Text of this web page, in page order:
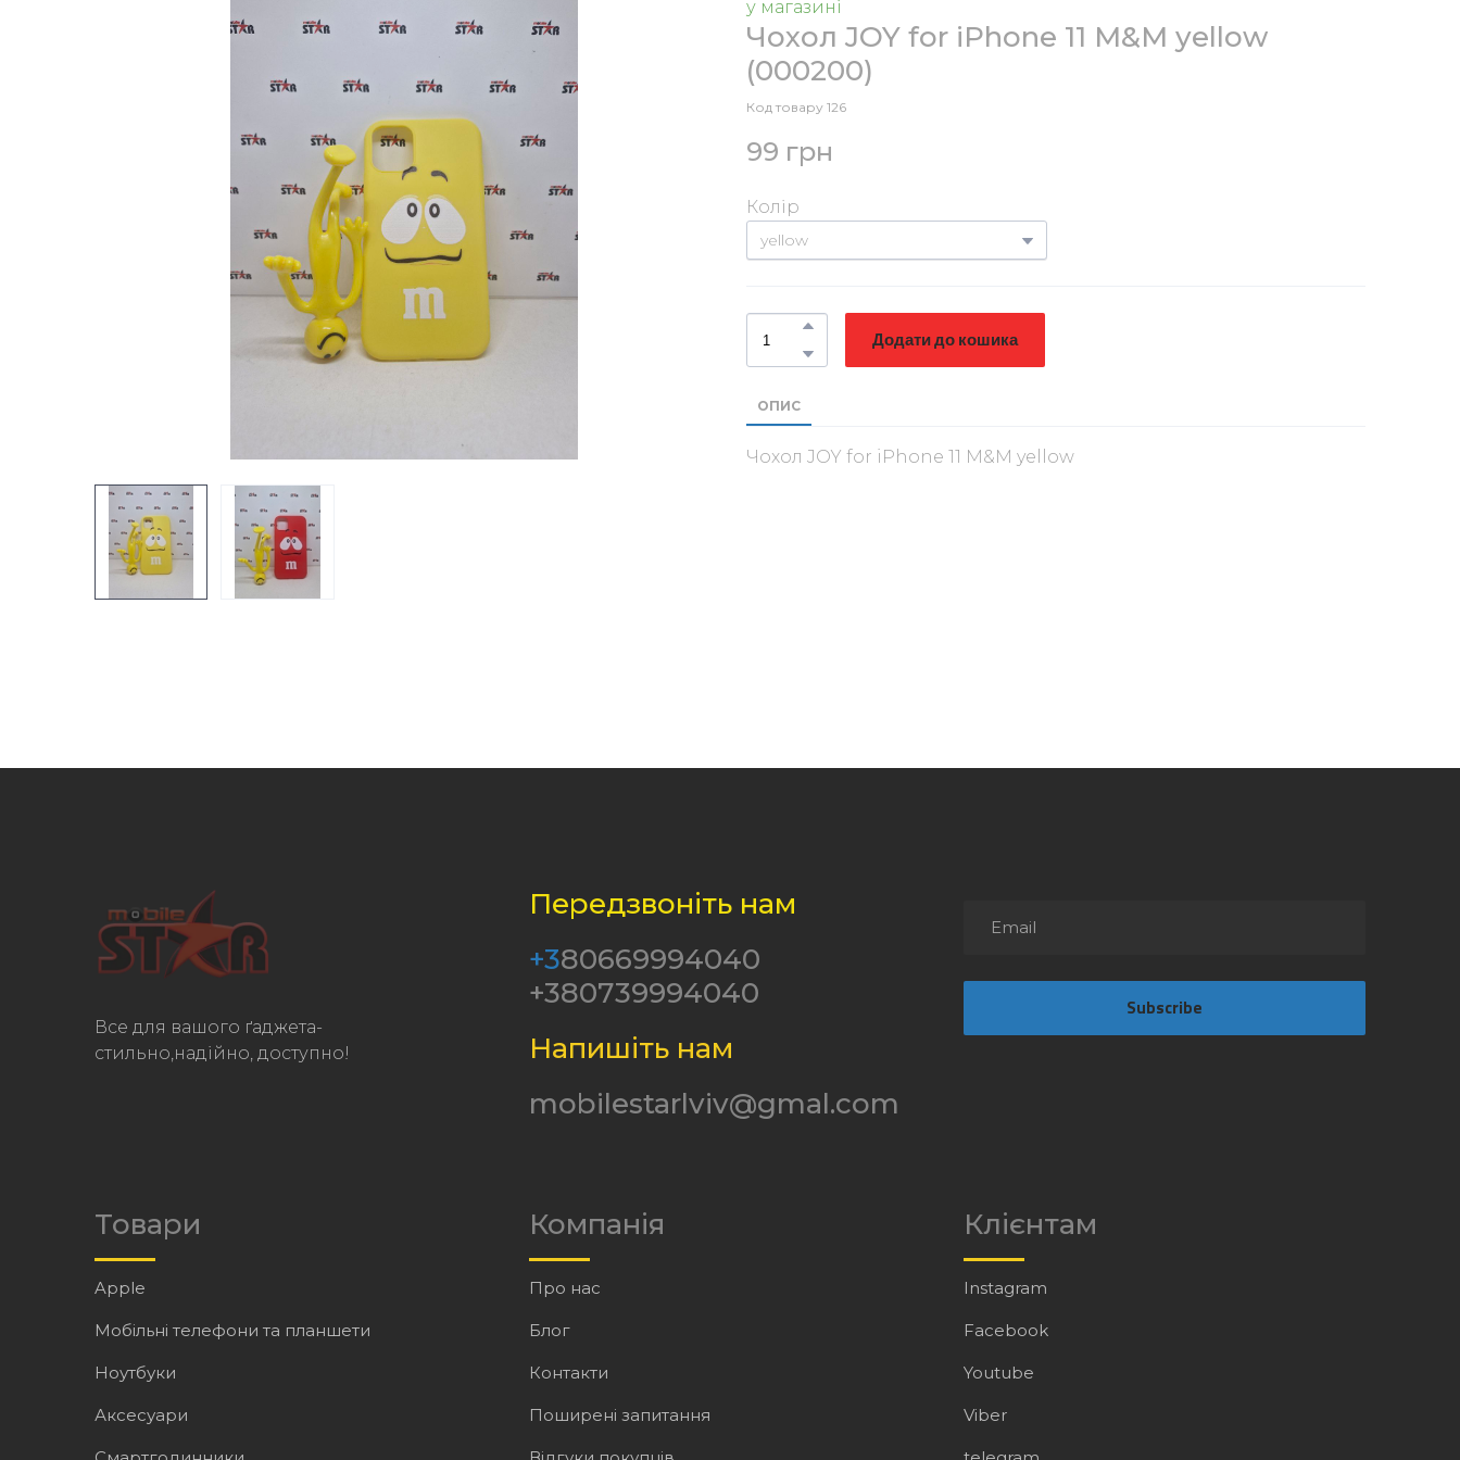
у магазині
Чохол JOY for iPhone 11 M&M yellow
(000200)
Код товару 126
99 грн
Колір
Додати до кошика
ОПИС
Чохол JOY for iPhone 11 M&M yellow
Все для вашого ґаджета-
стильно,надійно, доступно!
Передзвоніть нам
+380669994040
+380739994040
Напишіть нам
mobilestarlviv@gmal.com
Subscribe
Товари
Apple
Мобільні телефони та планшети
Ноутбуки
Аксесуари
Компанія
Про нас
Блог
Контакти
Поширені запитання
Клієнтам
Instagram
Facebook
Youtube
Viber